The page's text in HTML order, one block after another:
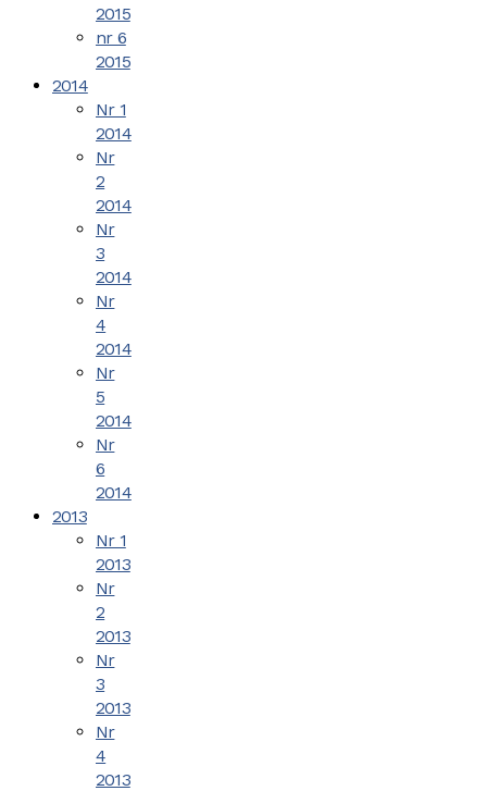
2015
nr 6
2015
2014
Nr 1
2014
Nr
2
2014
Nr
3
2014
Nr
4
2014
Nr
5
2014
Nr
6
2014
2013
Nr 1
2013
Nr
2
2013
Nr
3
2013
Nr
4
2013